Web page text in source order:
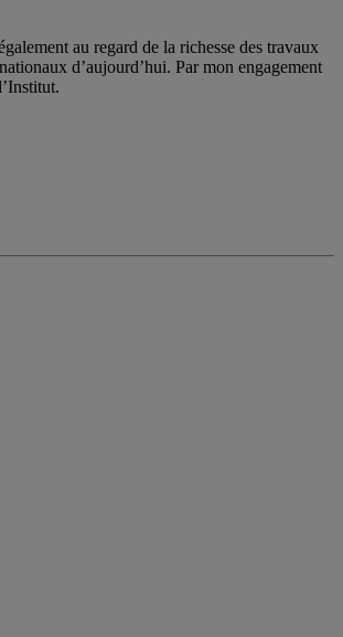
au regard de la richesse des travaux
d’aujourd’hui. Par mon engagement